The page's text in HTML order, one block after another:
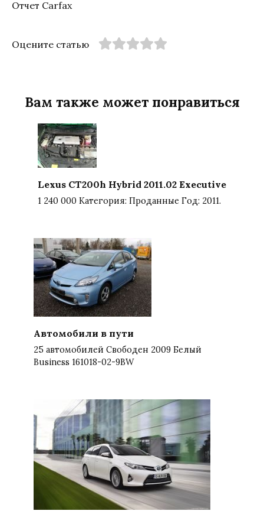
Отчет Carfax
Оцените статью
Вам также может понравиться
Lexus CT200h Hybrid 2011.02 Executive
1 240 000 Категория: Проданные Год: 2011.
Автомобили в пути
25 автомобилей Свободен 2009 Белый
Business 161018-02-9BW